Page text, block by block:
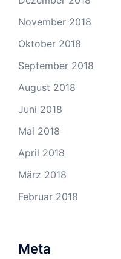
November 2018
Oktober 2018
September 2018
August 2018
Juni 2018
Mai 2018
April 2018
März 2018
Februar 2018
Meta